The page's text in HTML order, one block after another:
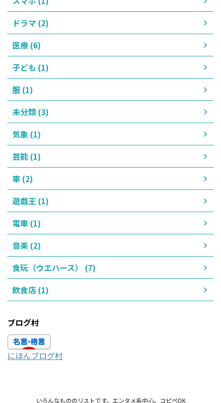
ドラマ (2)
医療 (6)
子ども (1)
服 (1)
未分類 (3)
気象 (1)
芸能 (1)
車 (2)
遊戯王 (1)
電車 (1)
音楽 (2)
食玩（ウエハース） (7)
飲食店 (1)
ブログ村
にほんブログ村
いろんなもののリストです。エンタメ系中心。コピペOK